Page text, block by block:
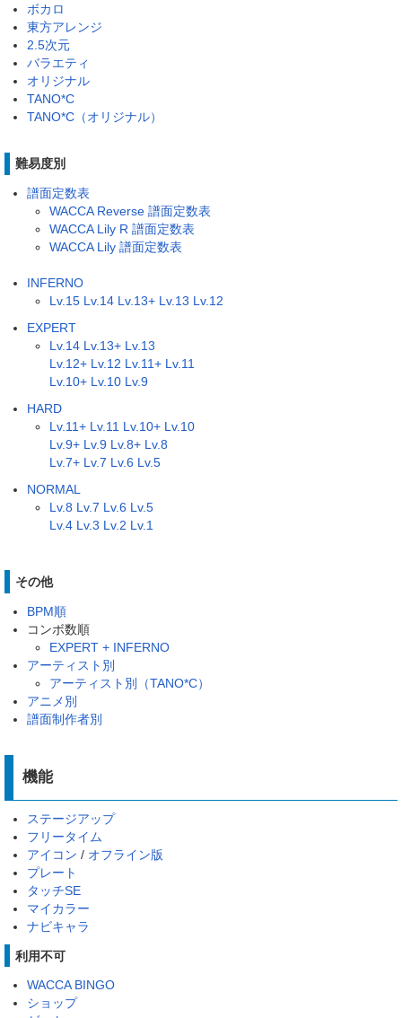
ボカロ
東方アレンジ
2.5次元
バラエティ
オリジナル
TANO*C
TANO*C（オリジナル）
難易度別
譜面定数表
WACCA Reverse 譜面定数表
WACCA Lily R 譜面定数表
WACCA Lily 譜面定数表
INFERNO
Lv.15 Lv.14 Lv.13+ Lv.13 Lv.12
EXPERT
Lv.14 Lv.13+ Lv.13
Lv.12+ Lv.12 Lv.11+ Lv.11
Lv.10+ Lv.10 Lv.9
HARD
Lv.11+ Lv.11 Lv.10+ Lv.10
Lv.9+ Lv.9 Lv.8+ Lv.8
Lv.7+ Lv.7 Lv.6 Lv.5
NORMAL
Lv.8 Lv.7 Lv.6 Lv.5
Lv.4 Lv.3 Lv.2 Lv.1
その他
BPM順
コンボ数順
EXPERT + INFERNO
アーティスト別
アーティスト別（TANO*C）
アニメ別
譜面制作者別
機能
ステージアップ
フリータイム
アイコン / オフライン版
プレート
タッチSE
マイカラー
ナビキャラ
利用不可
WACCA BINGO
ショップ